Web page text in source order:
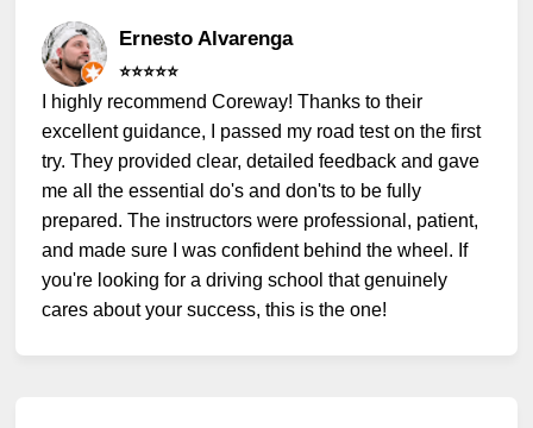
Ernesto Alvarenga
⭐️⭐️⭐️⭐️⭐️
I highly recommend Coreway! Thanks to their
excellent guidance, I passed my road test on the first
try. They provided clear, detailed feedback and gave
me all the essential do's and don'ts to be fully
prepared. The instructors were professional, patient,
and made sure I was confident behind the wheel. If
you're looking for a driving school that genuinely
cares about your success, this is the one!